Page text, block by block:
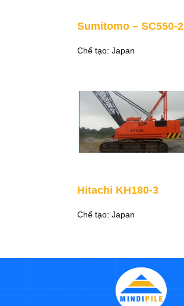
Sumitomo – SC550-2
Chế tạo: Japan
Hitachi KH180-3
Chế tạo: Japan